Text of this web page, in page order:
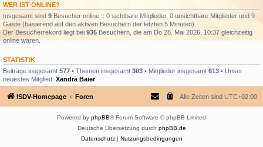
WER IST ONLINE?
Insgesamt sind 9 Besucher online :: 0 sichtbare Mitglieder, 0 unsichtbare Mitglieder und 9
Gäste (basierend auf den aktiven Besuchern der letzten 5 Minuten)
Der Besucherrekord liegt bei 935 Besuchern, die am Do 28. Mai 2026, 10:37 gleichzeitig
online waren.
STATISTIK
Beiträge insgesamt 577 • Themen insgesamt 303 • Mitglieder insgesamt 613 • Unser
neuestes Mitglied: Xandra Baier
ISDV-Homepage Foren Alle Zeiten sind UTC+02:00
Powered by phpBB® Forum Software © phpBB Limited
Deutsche Übersetzung durch phpBB.de
Datenschutz| Nutzungsbedingungen